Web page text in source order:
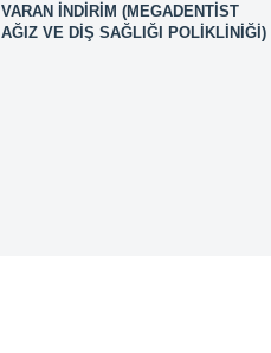
VARAN İNDIRIM (MEGADENTIST
AĞIZ VE DIŞ SAĞLIĞI POLIKLINIĞI)